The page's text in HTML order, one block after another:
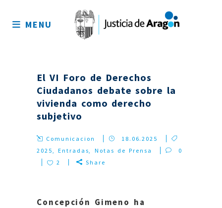
sitio
MENU
El VI Foro de Derechos
Ciudadanos debate sobre la
vivienda como derecho
subjetivo
Comunicacion
18.06.2025
2025,Entradas, Notas de Prensa
0
2
Share
Concepción Gimeno ha